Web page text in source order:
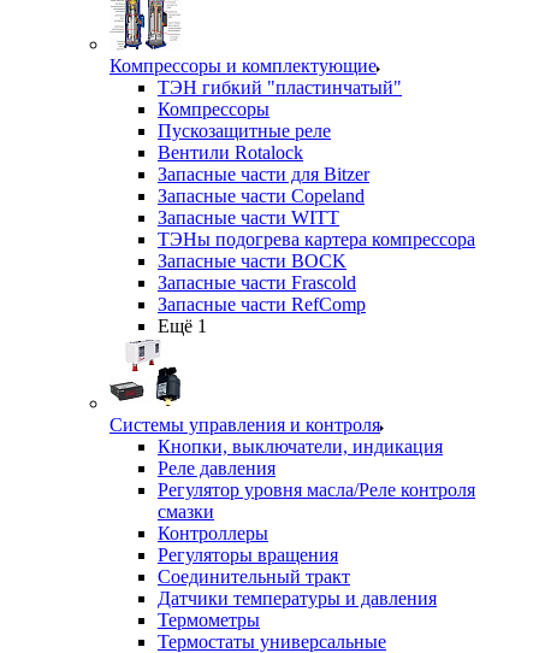
Компрессоры и комплектующие
ТЭН гибкий "пластинчатый"
Компрессоры
Пускозащитные реле
Вентили Rotalock
Запасные части для Bitzer
Запасные части Copeland
Запасные части WITT
ТЭНы подогрева картера компрессора
Запасные части BOCK
Запасные части Frascold
Запасные части RefComp
Ещё 1
Системы управления и контроля
Кнопки, выключатели, индикация
Реле давления
Регулятор уровня масла/Реле контроля
смазки
Контроллеры
Регуляторы вращения
Соединительный тракт
Датчики температуры и давления
Термометры
Термостаты универсальные